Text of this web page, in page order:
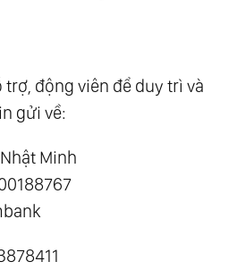
động viên để duy trì và
gửi về:
Minh